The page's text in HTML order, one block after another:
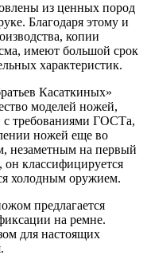
из ценных пород
Благодаря этому и
копии
имеют большой срок
характеристик.
Касаткиных»
моделей ножей,
с требованиями ГОСТа,
ножей еще во
незаметным на первый
он классифицируется
холодным оружием.
предлагается
на ремне.
для настоящих